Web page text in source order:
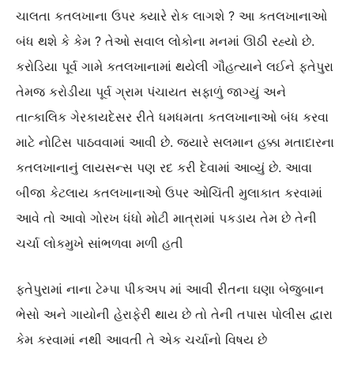
ચાલતા કતલખાના ઉપર ક્યારે રોક લાગશે ? આ કતલખાનાઓ
બંધ થશે કે કેમ ? તેઓ સવાલ લોકોના મનમાં ઊઠી રહ્યો છે.
કરોડિયા પૂર્વ ગામે કતલખાનામાં થયેલી ગૌહત્યાને લઈને ફતેપુરા
તેમજ કરોડીયા પૂર્વ ગ્રામ પંચાયત સફાળું જાગ્યું અને
તાત્કાલિક ગેરકાયદેસર રીતે ધમધમતા કતલખાનાઓ બંધ કરવા
માટે નોટિસ પાઠવવામાં આવી છે. જ્યારે સલમાન હક્કા મતાદારના
કતલખાનાનું લાયસન્સ પણ રદ કરી દેવામાં આવ્યું છે. આવા
બીજા કેટલાય કતલખાનાઓ ઉપર ઓચિંતી મુલાકાત કરવામાં
આવે તો આવો ગોરખ ધંધો મોટી માત્રામાં પકડાય તેમ છે તેની
ચર્ચા લોકમુખે સાંભળવા મળી હતી
ફતેપુરામાં નાના ટેમ્પા પીકઅપ માં આવી રીતના ઘણા બેજુબાન
ભેસો અને ગાયોની હેરાફેરી થાય છે તો તેની તપાસ પોલીસ દ્વારા
કેમ કરવામાં નથી આવતી તે એક ચર્ચાનો વિષય છે